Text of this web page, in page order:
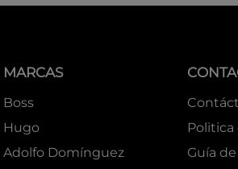
MARCAS
Boss
Hugo
Adolfo Domínguez
Guía